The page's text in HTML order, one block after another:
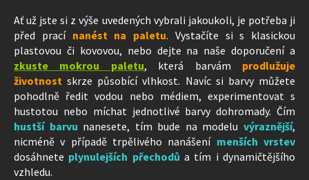
Ať už jste si z výše uvedených vybrali jakoukoli, je potřeba ji
před prací nanést na paletu. Vystačíte si s klasickou
plastovou či kovovou, nebo dejte na naše doporučení a
zkuste mokrou paletu, která barvám prodlužuje
životnost skrze působící vlhkost. Navíc si barvy můžete
pohodlně ředit vodou nebo médiem, experimentovat s
hustotou nebo míchat jednotlivé barvy dohromady. Čím
hustší barvu nanesete, tím bude na modeluvýraznější,
nicméně v případě trpělivého nanášení menších vrstev
dosáhnete plynulejších přechodů a tím i dynamičtějšího
vzhledu.